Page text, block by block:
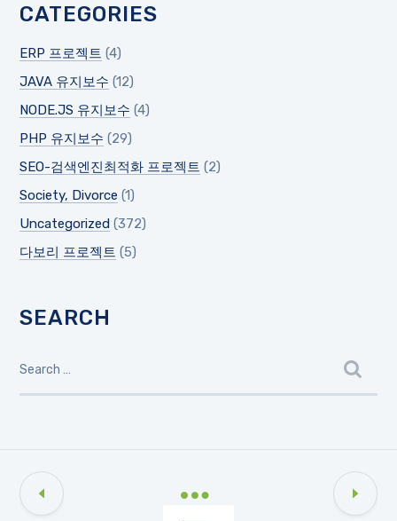
CATEGORIES
ERP 프로젝트 (4)
JAVA 유지보수 (12)
NODE.JS 유지보수 (4)
PHP 유지보수 (29)
SEO-검색엔진최적화 프로젝트 (2)
Society, Divorce (1)
Uncategorized (372)
다보리 프로젝트 (5)
SEARCH